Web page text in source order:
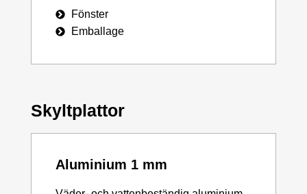
Fönster
Emballage
Skyltplattor
Aluminium 1 mm